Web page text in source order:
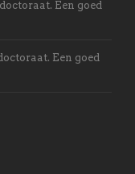
Een goed
Een goed